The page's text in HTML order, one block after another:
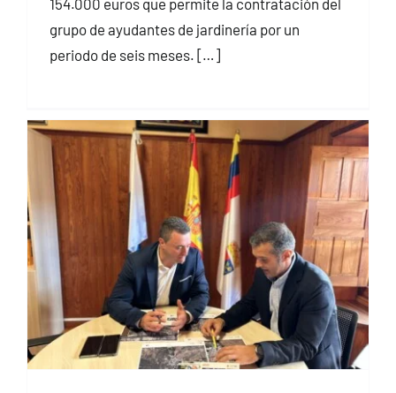
grupo de ayudantes de jardinería por un
periodo de seis meses. […]